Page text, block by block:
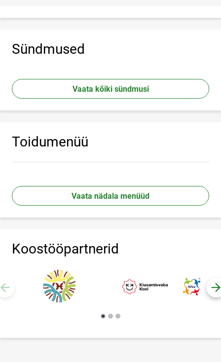
Sündmused
Vaata kõiki sündmusi
Toidumenüü
Vaata nädala menüüd
Koostööpartnerid